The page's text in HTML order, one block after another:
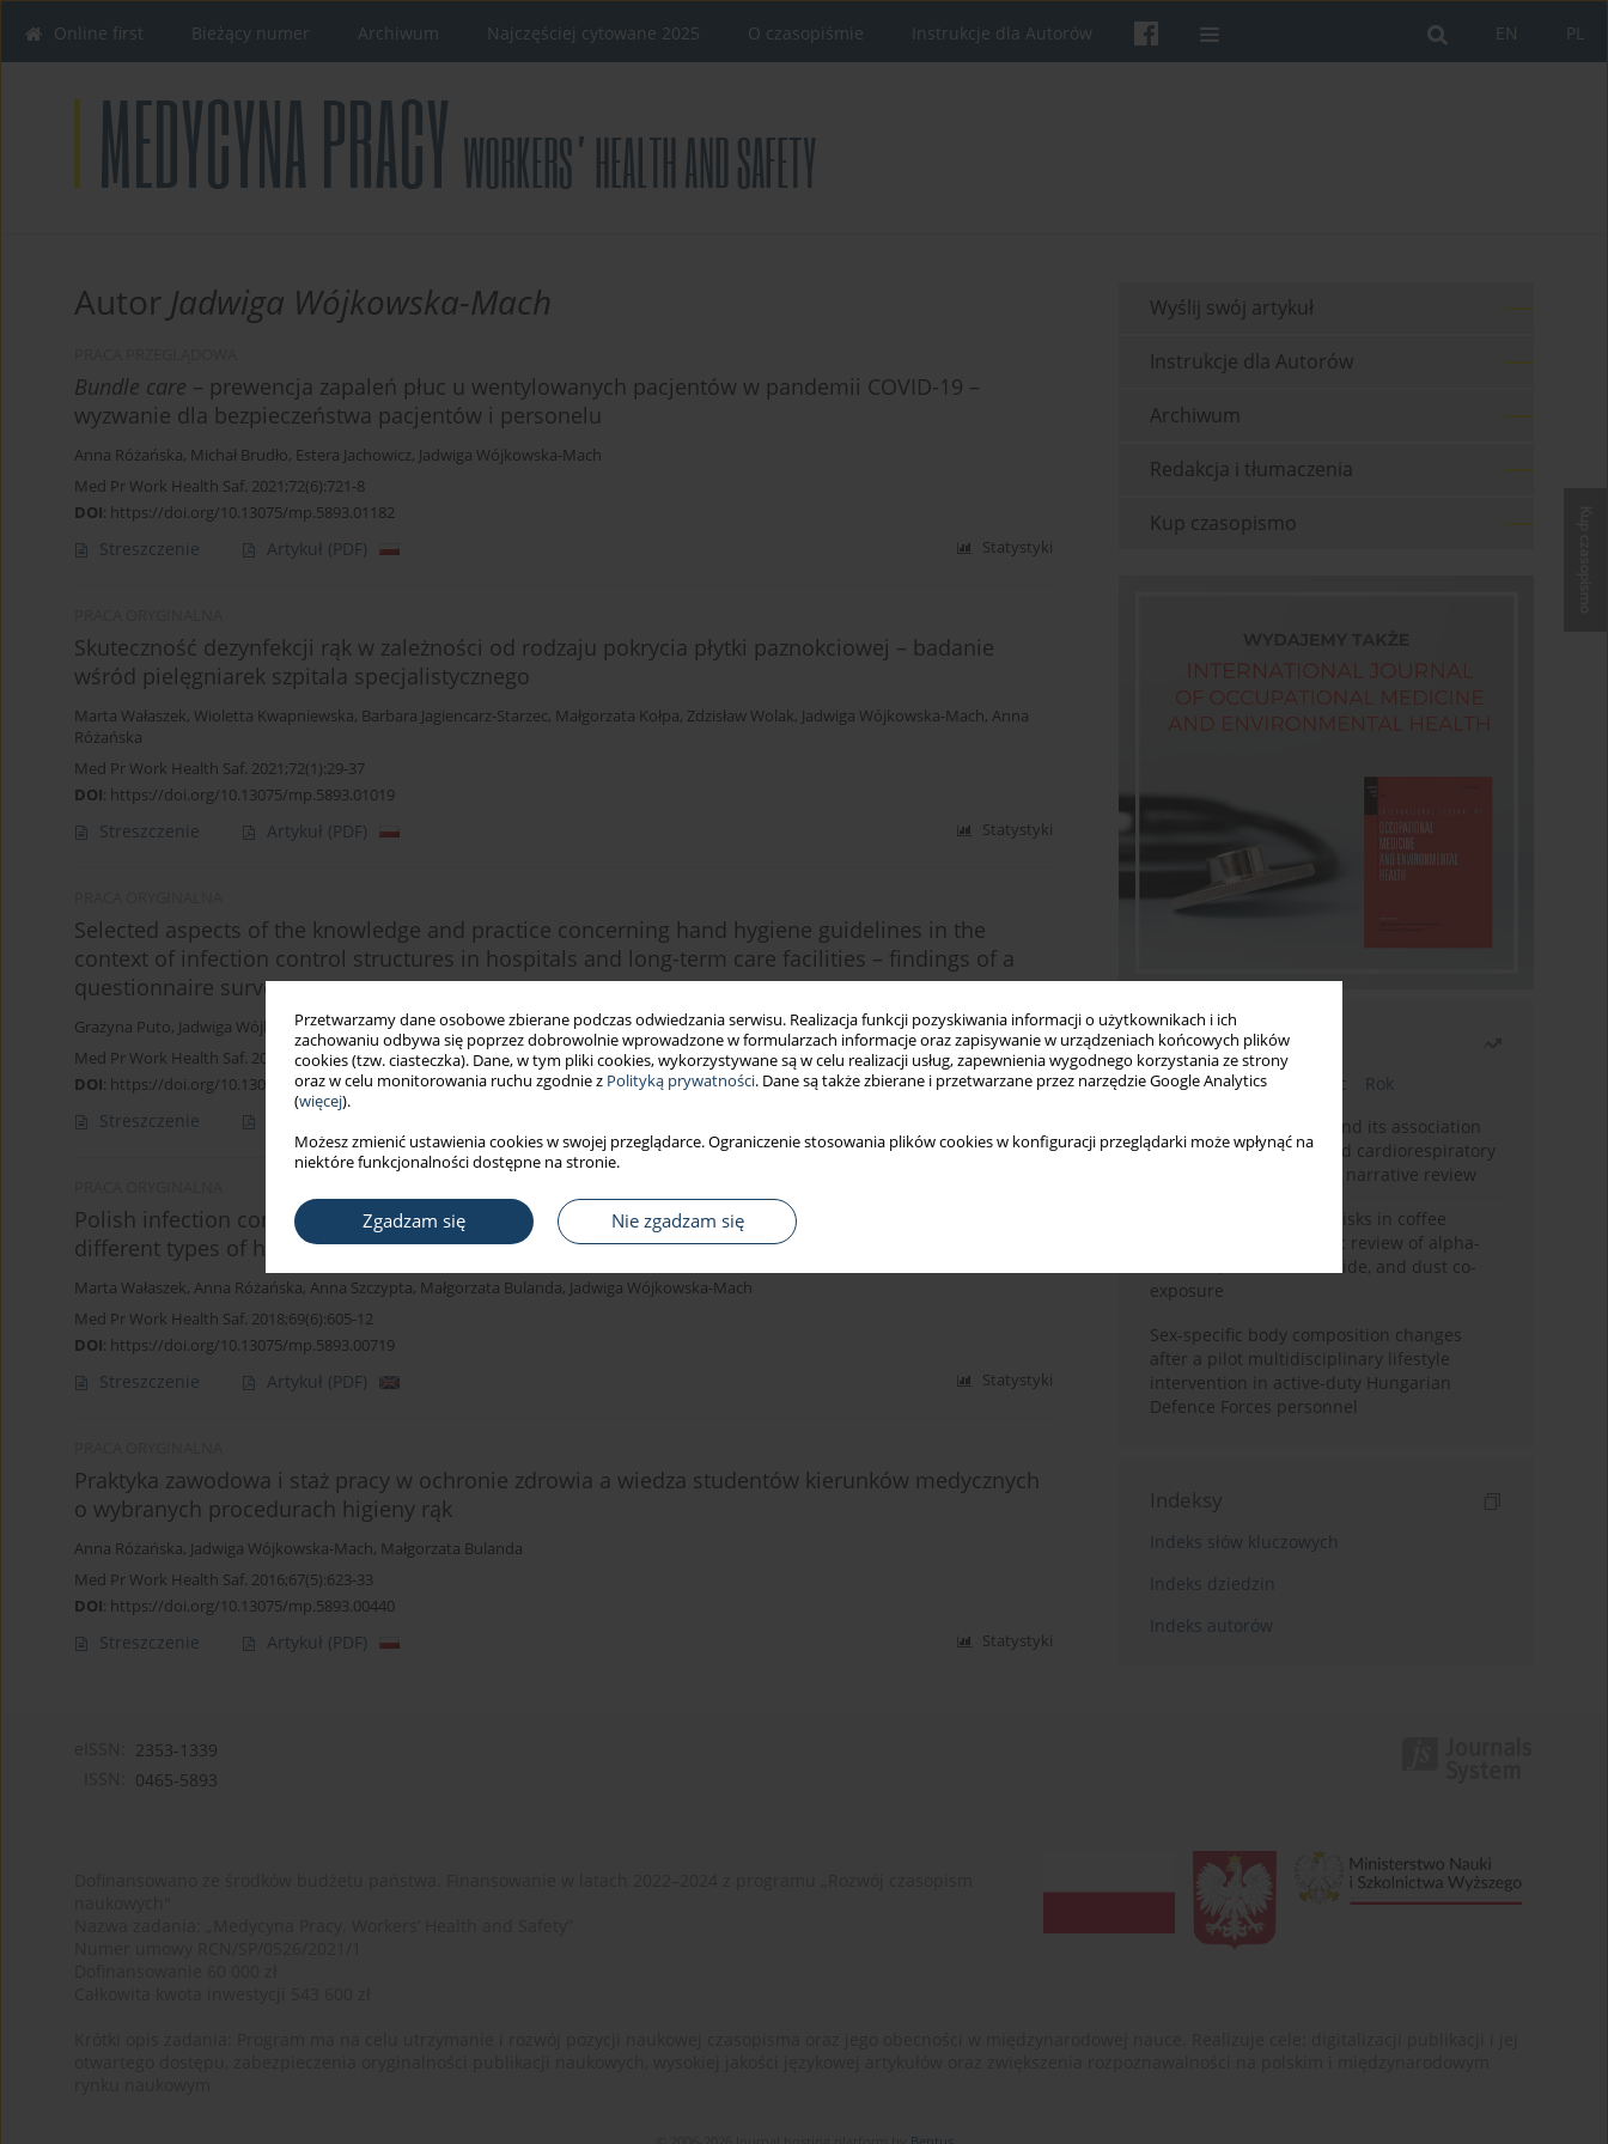
Przetwarzamy dane osobowe zbierane podczas odwiedzania serwisu. Realizacja funkcji pozyskiwania informacji o użytkownikach i ich
zachowaniu odbywa się poprzez dobrowolnie wprowadzone w formularzach informacje oraz zapisywanie w urządzeniach końcowych plików
cookies (tzw. ciasteczka). Dane, w tym pliki cookies, wykorzystywane są w celu realizacji usług, zapewnienia wygodnego korzystania ze strony
oraz w celu monitorowania ruchu zgodnie z Polityką prywatności. Dane są także zbierane i przetwarzane przez narzędzie Google Analytics
(więcej).
Możesz zmienić ustawienia cookies w swojej przeglądarce. Ograniczenie stosowania plików cookies w konfiguracji przeglądarki może wpłynąć na
niektóre funkcjonalności dostępne na stronie.
Zgadzam się Nie zgadzam się
PL
EN
Online first Bieżący numer Archiwum Najczęściej cytowane 2025 O czasopiśmie Instrukcje dla Autorów
Autor Jadwiga Wójkowska-Mach
Bundle care – prewencja zapaleń płuc u wentylowanych pacjentów w pandemii COVID-19 –
wyzwanie dla bezpieczeństwa pacjentów i personelu
Anna Różańska, Michał Brudło, Estera Jachowicz, Jadwiga Wójkowska-Mach
Med Pr Work Health Saf. 2021;72(6):721-8
DOI: https://doi.org/10.13075/mp.5893.01182
Streszczenie Artykuł (PDF) Statystyki
Skuteczność dezynfekcji rąk w zależności od rodzaju pokrycia płytki paznokciowej – badanie
wśród pielęgniarek szpitala specjalistycznego
Marta Wałaszek, Wioletta Kwapniewska, Barbara Jagiencarz-Starzec, Małgorzata Kołpa, Zdzisław Wolak, Jadwiga Wójkowska-Mach, Anna
Różańska
Med Pr Work Health Saf. 2021;72(1):29-37
DOI: https://doi.org/10.13075/mp.5893.01019
Streszczenie Artykuł (PDF) Statystyki
Selected aspects of the knowledge and practice concerning hand hygiene guidelines in the
context of infection control structures in hospitals and long-term care facilities – findings of a
questionnaire survey
Grażyna Puto, Jadwiga Wójkowska-Mach,Marta Wałszek,Iwona Repka ,Anna Różańska
Med Pr Work Health Saf. 2020;71(5):531-7
DOI: https://doi.org/10.13075/mp.5893.00992
Streszczenie
Polish infection control nurses – Self-assessment of their duties and professional autonomy in
different types of hospitals
Marta Wałaszek, Anna Różańska, Anna Szczypta, Małgorzata Bulanda, Jadwiga Wójkowska-Mach
Med Pr Work Health Saf. 2018;69(6):605-12
DOI: https://doi.org/10.13075/mp.5893.00719
Streszczenie Artykuł (PDF) Statystyki
Praktyka zawodowa i staż pracy w ochronie zdrowia a wiedza studentów kierunków medycznych
o wybranych procedurach higieny rąk
Anna Różańska, Jadwiga Wójkowska-Mach, Małgorzata Bulanda
Med Pr Work Health Saf. 2016;67(5):623-33
DOI: https://doi.org/10.13075/mp.5893.00440
Streszczenie Artykuł (PDF) Statystyki
Wyślij swój artykuł
Instrukcje dla Autorów
Archiwum
Redakcja i tłumaczenia
Kup czasopismo
Najczęściej czytane
Bieżący numer Miesiąc
Rok
Occupational burnout and its association
with physical activity and cardiorespiratory
fitness among nurses: a narrative review
Synergistic respiratory risks in coffee
processing: a systematic review of alpha-
diketone, carbon monoxide, and dust co-
exposure
Sex-specific body composition changes
after a pilot multidisciplinary lifestyle
intervention in active-duty Hungarian
Defence Forces personnel
Indeksy
Indeks słów kluczowych
Indeks dziedzin
Indeks autorów
2353-1339
0465-5893